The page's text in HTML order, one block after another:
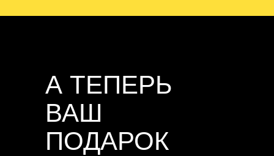
А ТЕПЕРЬ
ВАШ
ПОДАРОК